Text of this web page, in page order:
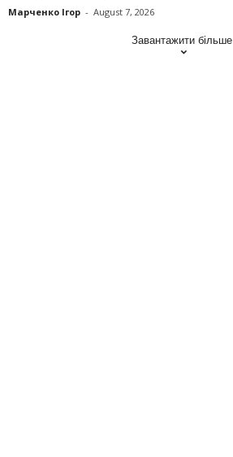
Марченко Ігор - August 7, 2026
Завантажити більше